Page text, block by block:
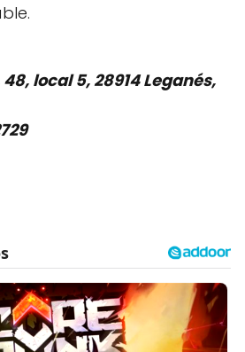
local 5, 28914 Leganés,